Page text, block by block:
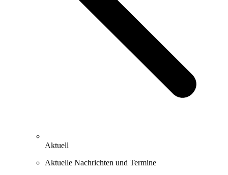
Aktuell
Aktuelle Nachrichten und Termine